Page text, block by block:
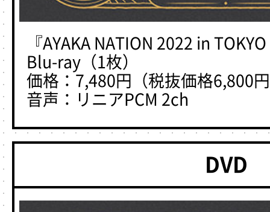
『AYAKA NATION 2022 in
Blu-ray（1枚）
価格：7,480円（税抜価格6,800
音声：リニアPCM 2ch
DVD